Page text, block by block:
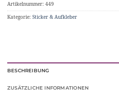
Artikelnummer: 449
Kategorie: Sticker & Aufkleber
BESCHREIBUNG
ZUSÄTZLICHE INFORMATIONEN